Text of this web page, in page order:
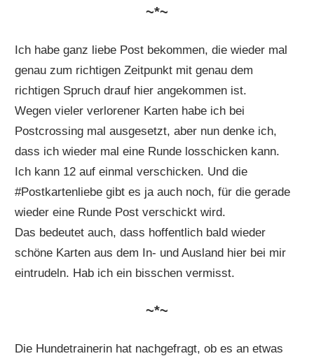
~*~
Ich habe ganz liebe Post bekommen, die wieder mal
genau zum richtigen Zeitpunkt mit genau dem
richtigen Spruch drauf hier angekommen ist.
Wegen vieler verlorener Karten habe ich bei
Postcrossing mal ausgesetzt, aber nun denke ich,
dass ich wieder mal eine Runde losschicken kann.
Ich kann 12 auf einmal verschicken. Und die
#Postkartenliebe gibt es ja auch noch, für die gerade
wieder eine Runde Post verschickt wird.
Das bedeutet auch, dass hoffentlich bald wieder
schöne Karten aus dem In- und Ausland hier bei mir
eintrudeln. Hab ich ein bisschen vermisst.
~*~
Die Hundetrainerin hat nachgefragt, ob es an etwas